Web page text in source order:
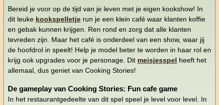
Bereid je voor op de tijd van je leven met je eigen kookshow! In
dit leuke kookspelletje run je een klein café waar klanten koffie
en gebak kunnen krijgen. Ren rond en zorg dat alle klanten
tevreden zijn. Maar het café is onderdeel van een show, waar jij
de hoofdrol in speelt! Help je model beter te worden in haar rol en
krijg ook upgrades voor je personage. Dit meisjesspel heeft het
allemaal, dus geniet van Cooking Stories!
De gameplay van Cooking Stories: Fun cafe game
In het restaurantgedeelte van dit spel speel je level voor level. In